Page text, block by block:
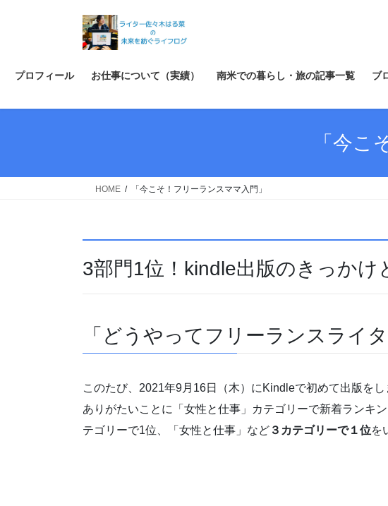
ス
ン
プロフィール お仕事について（実績） 南米での暮らし・旅の記事一覧 ブ
「今こ
HOME 「今こそ！フリーランスママ入門」
3部門1位！kindle出版のきっかけ
「どうやってフリーランスライ
このたび、2021年9月16日（木）にKindleで初めて出版をし
ありがたいことに「女性と仕事」カテゴリーで新着ランキ
テゴリーで1位、「女性と仕事」など ３カテゴリーで１位を